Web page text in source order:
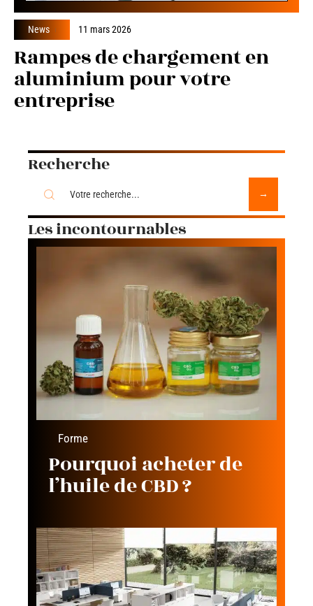
News 11 mars 2026
Rampes de chargement en
aluminium pour votre
entreprise
Recherche
Les incontournables
Forme
Pourquoi acheter de
l’huile de CBD ?